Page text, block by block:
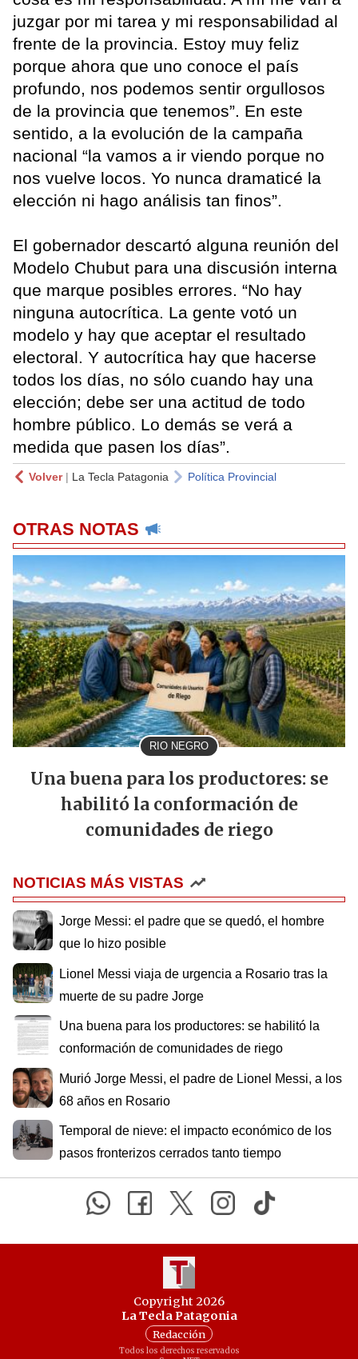
juzgar por mi tarea y mi responsabilidad al
frente de la provincia. Estoy muy feliz
porque ahora que uno conoce el país
profundo, nos podemos sentir orgullosos
de la provincia que tenemos”. En este
sentido, a la evolución de la campaña
nacional “la vamos a ir viendo porque no
nos vuelve locos. Yo nunca dramaticé la
elección ni hago análisis tan finos”.
El gobernador descartó alguna reunión del
Modelo Chubut para una discusión interna
que marque posibles errores. “No hay
ninguna autocrítica. La gente votó un
modelo y hay que aceptar el resultado
electoral. Y autocrítica hay que hacerse
todos los días, no sólo cuando hay una
elección; debe ser una actitud de todo
hombre público. Lo demás se verá a
medida que pasen los días”.
Volver| La Tecla Patagonia Política Provincial
OTRAS NOTAS
RIO NEGRO
Una buena para los productores: se
habilitó la conformación de
comunidades de riego
NOTICIAS MÁS VISTAS
Jorge Messi: el padre que se quedó, el hombre
que lo hizo posible
Lionel Messi viaja de urgencia a Rosario tras la
muerte de su padre Jorge
Una buena para los productores: se habilitó la
conformación de comunidades de riego
Murió Jorge Messi, el padre de Lionel Messi, a los
68 años en Rosario
Temporal de nieve: el impacto económico de los
pasos fronterizos cerrados tanto tiempo
Copyright 2026
La Tecla Patagonia
Redacción
Todos los derechos reservados